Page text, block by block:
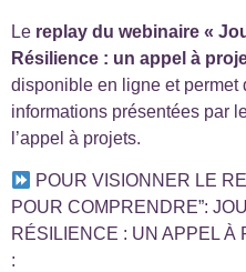
Le replay du webinaire «
Résilience : un appel à
disponible en ligne et permet
informations présentées par
l’appel à projets.
POUR VISIONNER LE
POUR COMPRENDRE”:
RÉSILIENCE : UN APPEL À
: